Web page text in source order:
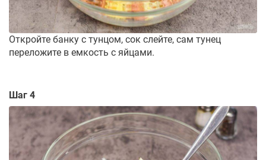
Откройте банку с тунцом, сок слейте, сам тунец
переложите в емкость с яйцами.
Шаг 4